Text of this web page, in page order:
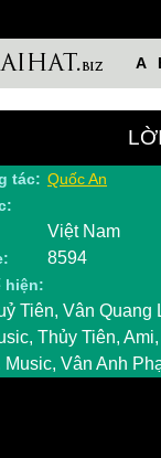
A
tác: Quốc An
Việt Nam
8594
hiện:
Tiên, Vân
Thủy Tiên,
Music, Vân Anh